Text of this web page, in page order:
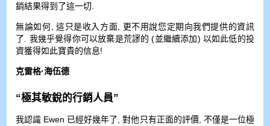
銷結果得到了這一切.
無論如何, 這只是收入方面, 更不用說您定期向我們提供的資訊
了. 我幾乎覺得你可以放棄是荒謬的 (並繼續添加) 以如此低的投
資獲得如此寶貴的信息!
克雷格·海伍德
“極其敏銳的行銷人員”
我認識 Ewen 已經好幾年了, 對他只有正面的評價, 不僅是一位極